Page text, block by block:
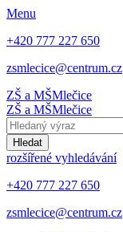
Menu
+420 777 227 650
zsmlecice@centrum.cz
ZŠ a MŠMlečice
ZŠ a MŠMlečice
Hledat
rozšířené vyhledávání
+420 777 227 650
zsmlecice@centrum.cz